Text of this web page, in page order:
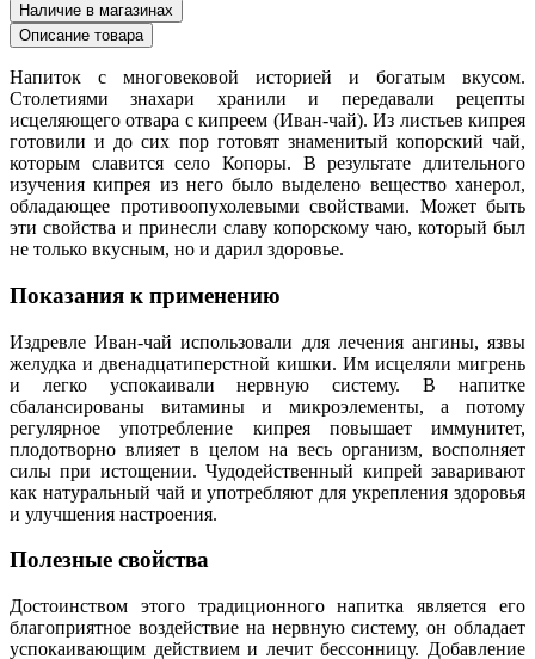
Наличие в магазинах
Описание товара
Напиток с многовековой историей и богатым вкусом.
Столетиями знахари хранили и передавали рецепты
исцеляющего отвара с кипреем (Иван-чай). Из листьев кипрея
готовили и до сих пор готовят знаменитый копорский чай,
которым славится село Копоры. В результате длительного
изучения кипрея из него было выделено вещество ханерол,
обладающее противоопухолевыми свойствами. Может быть
эти свойства и принесли славу копорскому чаю, который был
не только вкусным, но и дарил здоровье.
Показания к применению
Издревле Иван-чай использовали для лечения ангины, язвы
желудка и двенадцатиперстной кишки. Им исцеляли мигрень
и легко успокаивали нервную систему. В напитке
сбалансированы витамины и микроэлементы, а потому
регулярное употребление кипрея повышает иммунитет,
плодотворно влияет в целом на весь организм, восполняет
силы при истощении.Чудодейственный кипрей заваривают
как натуральный чай и употребляют для укрепления здоровья
и улучшения настроения.
Полезные свойства
Достоинством этого традиционного напитка является его
благоприятное воздействие на нервную систему, он обладает
успокаивающим действием и лечит бессонницу. Добавление